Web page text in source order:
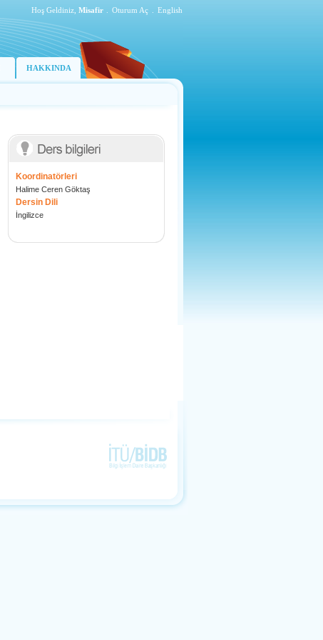
Hoş Geldiniz, Misafir Oturum Aç English
HAKKINDA
Koordinatörleri
Halime Ceren Göktaş
Dersin Dili
İngilizce